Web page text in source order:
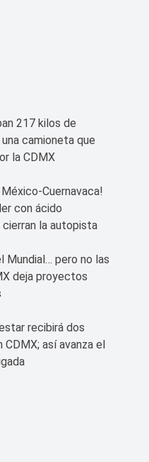
217 kilos de
camioneta que
la CDMX
México-Cuernavaca!
con ácido
la autopista
Mundial… pero no las
deja proyectos
recibirá dos
CDMX; así avanza el